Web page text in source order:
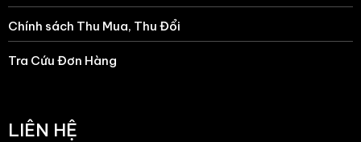
Chính sách Thu Mua, Thu Đổi
Tra Cứu Đơn Hàng
LIÊN HỆ